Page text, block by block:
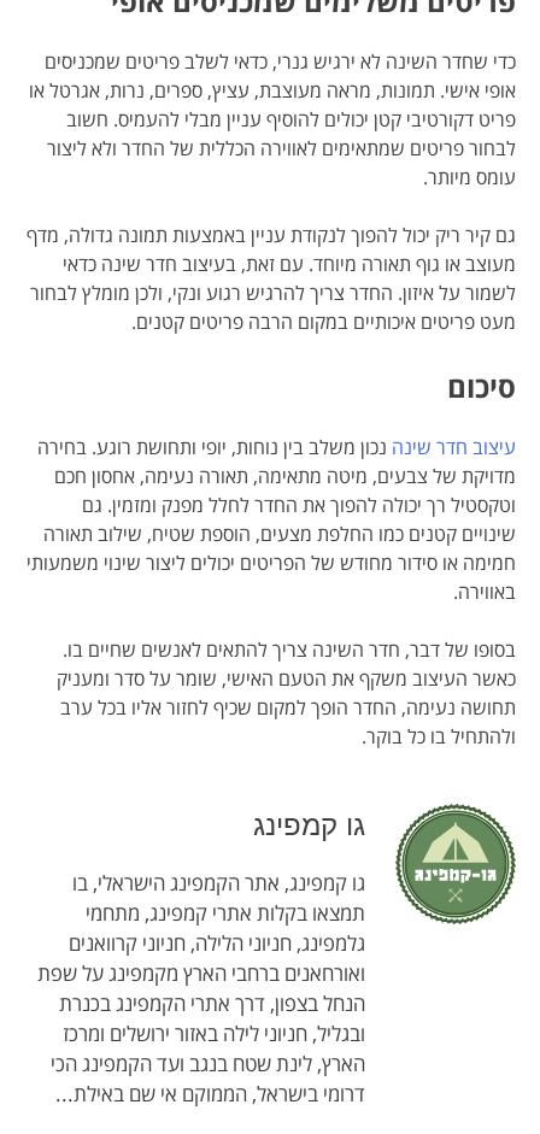
כדי שחדר השינה לא ירגיש גנרי, כדאי לשלב פריטים שמכניסים
אופי אישי. תמונות, מראה מעוצבת, עציץ, ספרים, נרות, אגרטל או
פריט דקורטיבי קטן יכולים להוסיף עניין מבלי להעמיס. חשוב
לבחור פריטים שמתאימים לאווירה הכללית של החדר ולא ליצור
עומס מיותר.
גם קיר ריק יכול להפוך לנקודת עניין באמצעות תמונה גדולה, מדף
מעוצב או גוף תאורה מיוחד. עם זאת, בעיצוב חדר שינה כדאי
לשמור על איזון. החדר צריך להרגיש רגוע ונקי, ולכן מומלץ לבחור
מעט פריטים איכותיים במקום הרבה פריטים קטנים.
סיכום
עיצוב חדר שינה נכון משלב בין נוחות, יופי ותחושת רוגע. בחירה
מדויקת של צבעים, מיטה מתאימה, תאורה נעימה, אחסון חכם
וטקסטיל רך יכולה להפוך את החדר לחלל מפנק ומזמין. גם
שינויים קטנים כמו החלפת מצעים, הוספת שטיח, שילוב תאורה
חמימה או סידור מחודש של הפריטים יכולים ליצור שינוי משמעותי
באווירה.
בסופו של דבר, חדר השינה צריך להתאים לאנשים שחיים בו.
כאשר העיצוב משקף את הטעם האישי, שומר על סדר ומעניק
תחושה נעימה, החדר הופך למקום שכיף לחזור אליו בכל ערב
ולהתחיל בו כל בוקר.
גו קמפינג
גו קמפינג, אתר הקמפינג הישראלי, בו
תמצאו בקלות אתרי קמפינג, מתחמי
גלמפינג, חניוני הלילה, חניוני קרוואנים
ואורחאנים ברחבי הארץ מקמפינג על שפת
הנחל בצפון, דרך אתרי הקמפינג בכנרת
ובגליל, חניוני לילה באזור ירושלים ומרכז
הארץ, לינת שטח בנגב ועד הקמפינג הכי
דרומי בישראל, הממוקם אי שם באילת...